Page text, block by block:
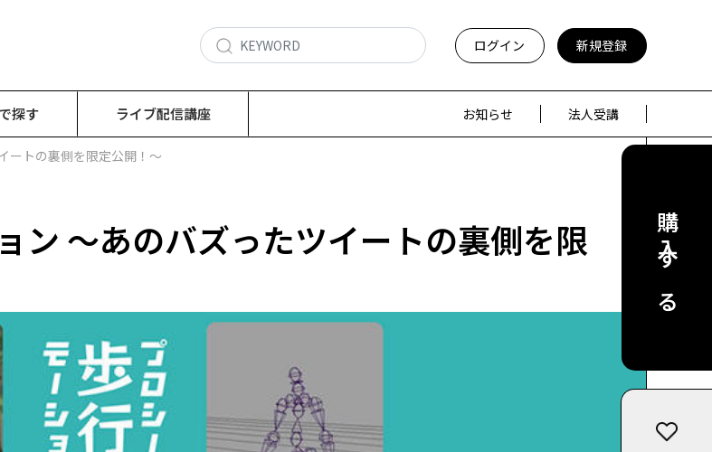
ログイン 新規登録
探す ライブ配信講座 お知らせ 法人受講
ートの裏側を限定公開！～
ン ～あのバズったツイートの裏側を限
購入する